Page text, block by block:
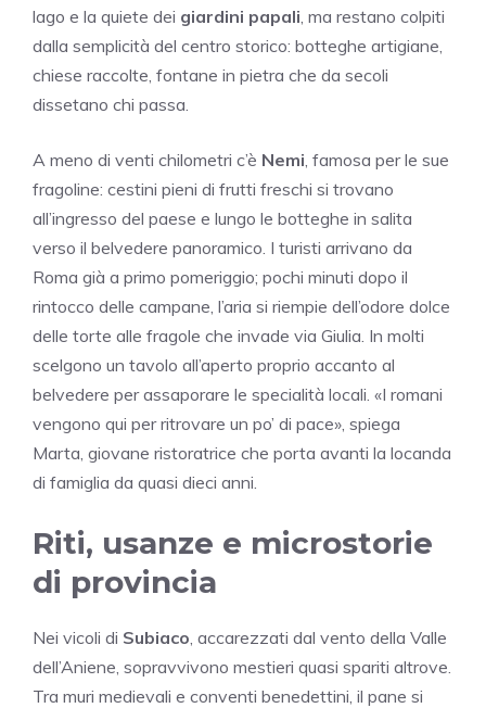
lago e la quiete dei giardini papali , ma restano colpiti
dalla semplicità del centro storico: botteghe artigiane,
chiese raccolte, fontane in pietra che da secoli
dissetano chi passa.
A meno di venti chilometri c’è Nemi , famosa per le sue
fragoline: cestini pieni di frutti freschi si trovano
all’ingresso del paese e lungo le botteghe in salita
verso il belvedere panoramico. I turisti arrivano da
Roma già a primo pomeriggio; pochi minuti dopo il
rintocco delle campane, l’aria si riempie dell’odore dolce
delle torte alle fragole che invade via Giulia. In molti
scelgono un tavolo all’aperto proprio accanto al
belvedere per assaporare le specialità locali. «I romani
vengono qui per ritrovare un po’ di pace», spiega
Marta, giovane ristoratrice che porta avanti la locanda
di famiglia da quasi dieci anni.
Riti, usanze e microstorie
di provincia
Nei vicoli di Subiaco , accarezzati dal vento della Valle
dell’Aniene, sopravvivono mestieri quasi spariti altrove.
Tra muri medievali e conventi benedettini, il pane si